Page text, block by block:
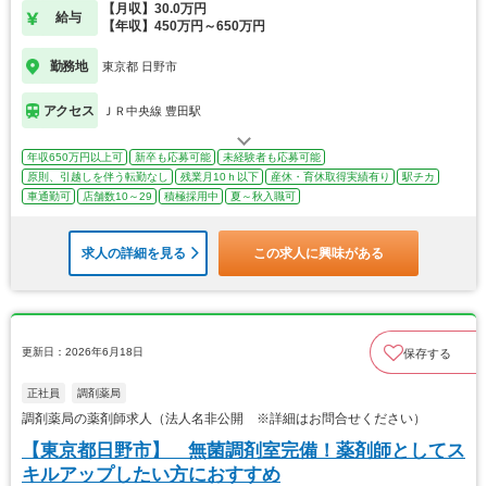
給与
【月収】30.0万円
【年収】450万円～650万円
勤務地 東京都 日野市
アクセス ＪＲ中央線 豊田駅
年収650万円以上可 新卒も応募可能
未経験者も応募可能
原則、引越しを伴う転勤なし
残業月10ｈ以下 産休・育休取得実績有り
駅チカ
車通勤可
店舗数10～29 積極採用中 夏～秋入職可
求人の詳細を見る この求人に興味がある
更新日：2026年6月18日 保存する
正社員 調剤薬局
調剤薬局の薬剤師求人（法人名非公開 ※詳細はお問合せください）
【東京都日野市】 無菌調剤室完備！薬剤師としてス
キルアップしたい方におすすめ